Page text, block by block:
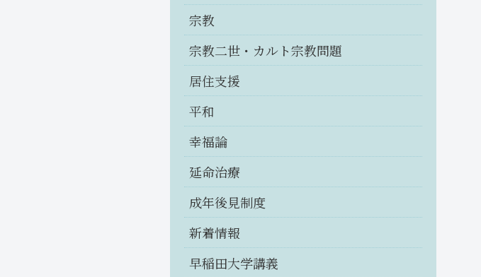
宗教
宗教二世・カルト宗教問題
居住支援
平和
幸福論
延命治療
成年後見制度
新着情報
早稲田大学講義